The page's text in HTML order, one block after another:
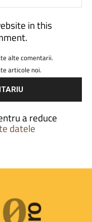
in this
alte comentarii.
articole noi.
a reduce
datele